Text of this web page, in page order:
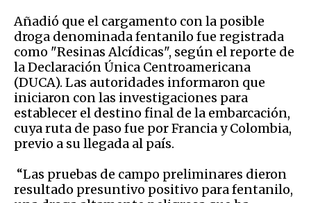
Añadió que el cargamento con la posible
droga denominada fentanilo fue registrada
como "Resinas Alcídicas", según el reporte de
la Declaración Única Centroamericana
(DUCA). Las autoridades informaron que
iniciaron con las investigaciones para
establecer el destino final de la embarcación,
cuya ruta de paso fue por Francia y Colombia,
previo a su llegada al país.
“Las pruebas de campo preliminares dieron
resultado presuntivo positivo para fentanilo,